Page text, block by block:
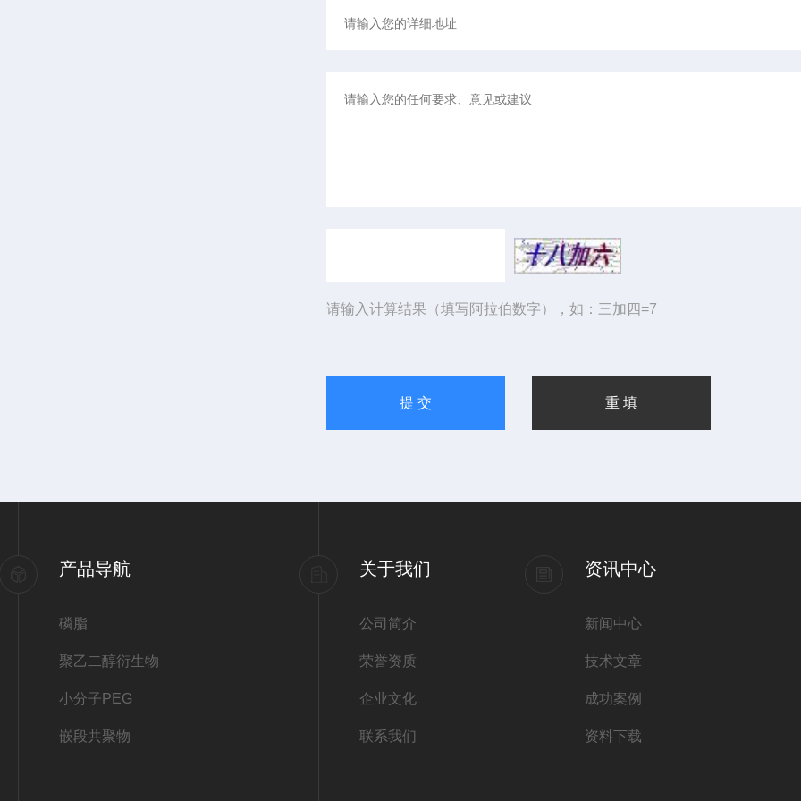
请输入计算结果（填写阿拉伯数字），如：三加四=7
产品导航
磷脂
聚乙二醇衍生物
小分子PEG
嵌段共聚物
关于我们
公司简介
荣誉资质
企业文化
联系我们
资讯中心
新闻中心
技术文章
成功案例
资料下载